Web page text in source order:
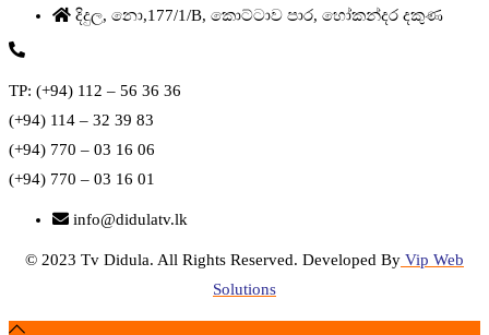
දිදුල, නො,177/1/B, කොට්ටාව පාර, හෝකන්දර දකුණ
TP: (+94) 112 – 56 36 36
(+94) 114 – 32 39 83
(+94) 770 – 03 16 06
(+94) 770 – 03 16 01
info@didulatv.lk
© 2023 Tv Didula. All Rights Reserved. Developed By Vip Web
Solutions